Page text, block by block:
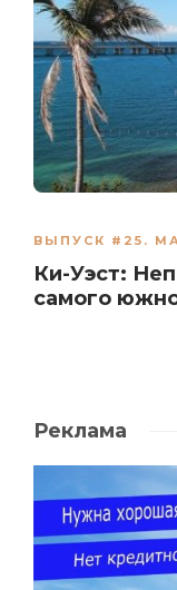
ВЫПУСК #25.
Ки-Уэст:
самого
Реклама